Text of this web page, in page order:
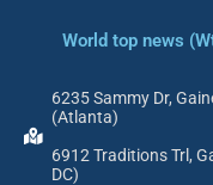
World top news
6235 Sammy Dr,
(Atlanta)
6912 Traditions Trl,
DC)